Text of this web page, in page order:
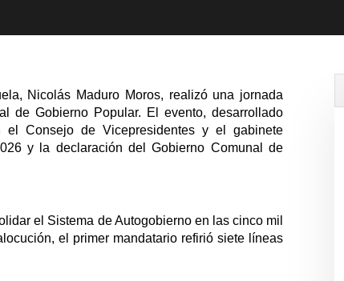
Nicolás Maduro Moros, realizó una jornada
de Gobierno Popular. El evento, desarrollado
Consejo de Vicepresidentes y el gabinete
y la declaración del Gobierno Comunal de
el Sistema de Autogobierno en las cinco mil
el primer mandatario refirió siete líneas